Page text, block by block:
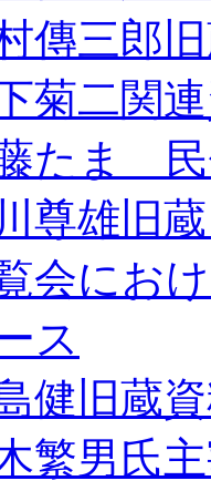
傳三郎
菊二関
たま 民
尊雄旧
会にお
ス
健旧蔵
繁男氏